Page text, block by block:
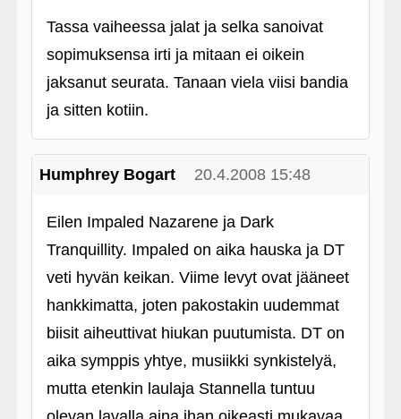
Tassa vaiheessa jalat ja selka sanoivat
sopimuksensa irti ja mitaan ei oikein
jaksanut seurata. Tanaan viela viisi bandia
ja sitten kotiin.
Humphrey Bogart 20.4.2008 15:48
Eilen Impaled Nazarene ja Dark
Tranquillity. Impaled on aika hauska ja DT
veti hyvän keikan. Viime levyt ovat jääneet
hankkimatta, joten pakostakin uudemmat
biisit aiheuttivat hiukan puutumista. DT on
aika symppis yhtye, musiikki synkistelyä,
mutta etenkin laulaja Stannella tuntuu